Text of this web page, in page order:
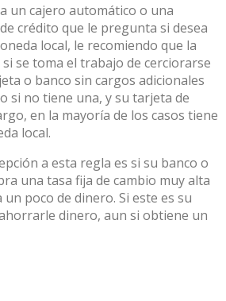
un cajero automático o una
crédito que le pregunta si desea
local, le recomiendo que la
si se toma el trabajo de cerciorarse
o banco sin cargos adicionales
si no tiene una, y su tarjeta de
en la mayoría de los casos tiene
local.
a esta regla es si su banco o
una tasa fija de cambio muy alta
poco de dinero. Si este es su
dinero, aun si obtiene un